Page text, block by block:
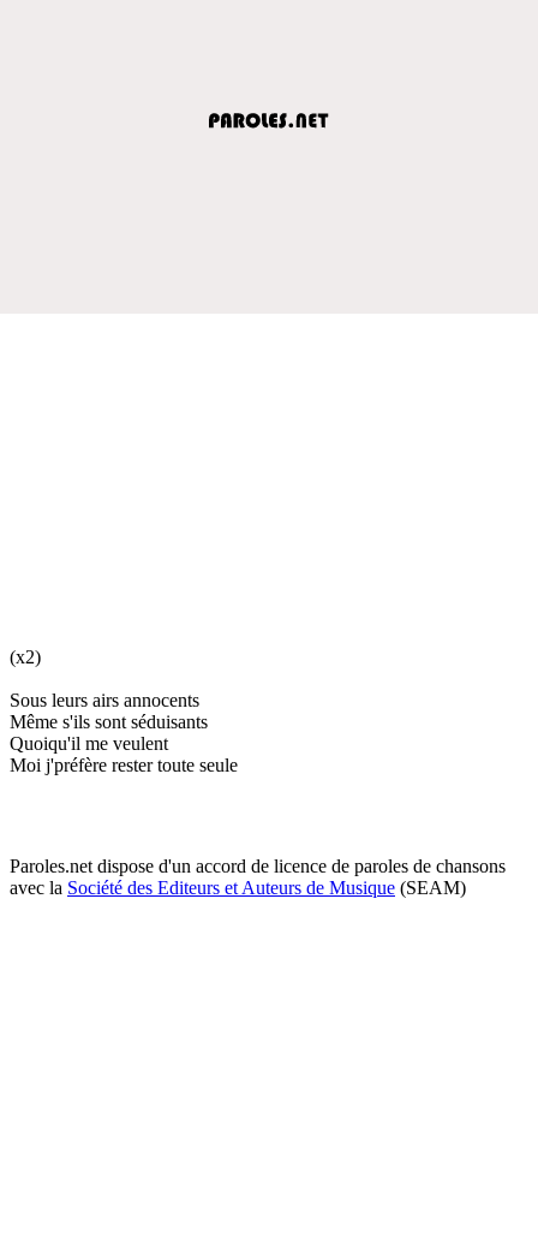
(x2)
Sous leurs airs annocents
Même s'ils sont séduisants
Quoiqu'il me veulent
Moi j'préfère rester toute seule
Paroles.net dispose d'un accord de licence de paroles de chansons
avec la Société des Editeurs et Auteurs de Musique (SEAM)